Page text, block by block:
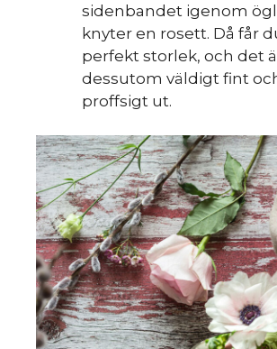
sidenbandet igenom
knyter en rosett. Då får
perfekt storlek, och det
dessutom väldigt fint
proffsigt ut.